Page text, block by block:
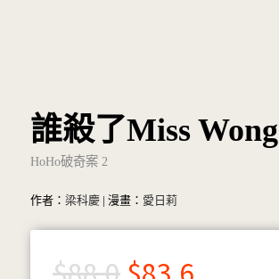
誰殺了Miss Wong
HoHo破奇案 2
作者： 梁科慶 | 漫畫： 愛日莉